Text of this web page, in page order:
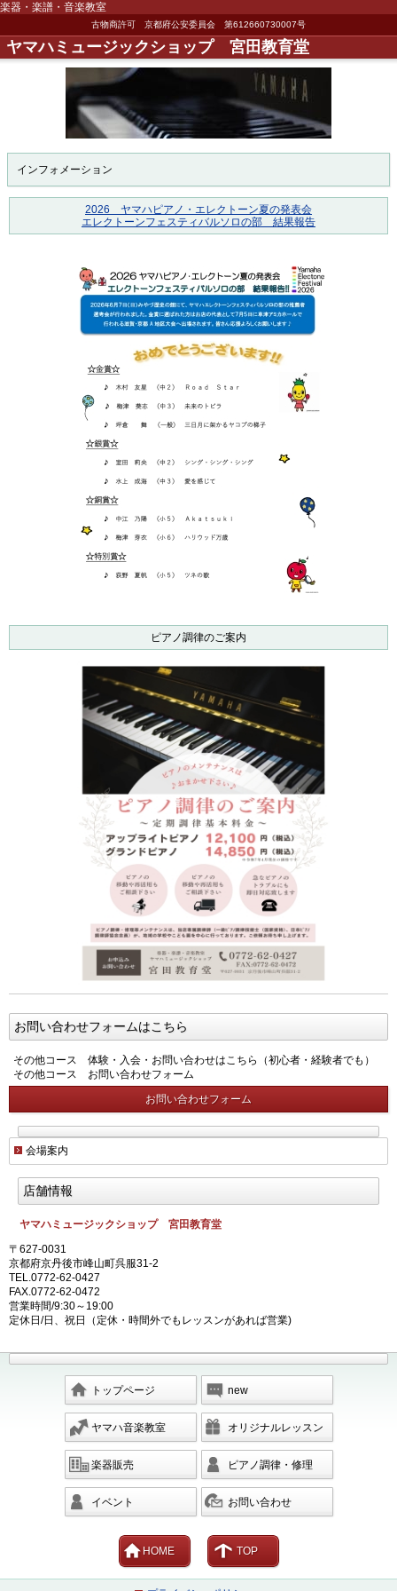
楽器・楽譜・音楽教室
古物商許可 京都府公安委員会 第612660730007号
ヤマハミュージックショップ 宮田教育堂
インフォメーション
2026 ヤマハピアノ・エレクトーン夏の発表会
エレクトーンフェスティバルソロの部 結果報告
ピアノ調律のご案内
お問い合わせフォームはこちら
その他コース 体験・入会・お問い合わせはこちら（初心者・経験者でも）
その他コース お問い合わせフォーム
お問い合わせフォーム
会場案内
店舗情報
ヤマハミュージックショップ 宮田教育堂
〒627-0031
京都府京丹後市峰山町呉服31-2
TEL.0772-62-0427
FAX.0772-62-0472
営業時間/9:30～19:00
定休日/日、祝日（定休・時間外でもレッスンがあれば営業)
トップページ new
ヤマハ音楽教室 オリジナルレッスン
楽器販売 ピアノ調律・修理
イベント お問い合わせ
HOME TOP